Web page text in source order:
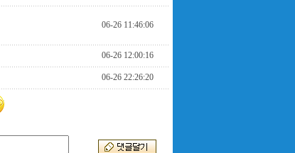
06-26 11:46:06
06-26 12:00:16
06-26 22:26:20